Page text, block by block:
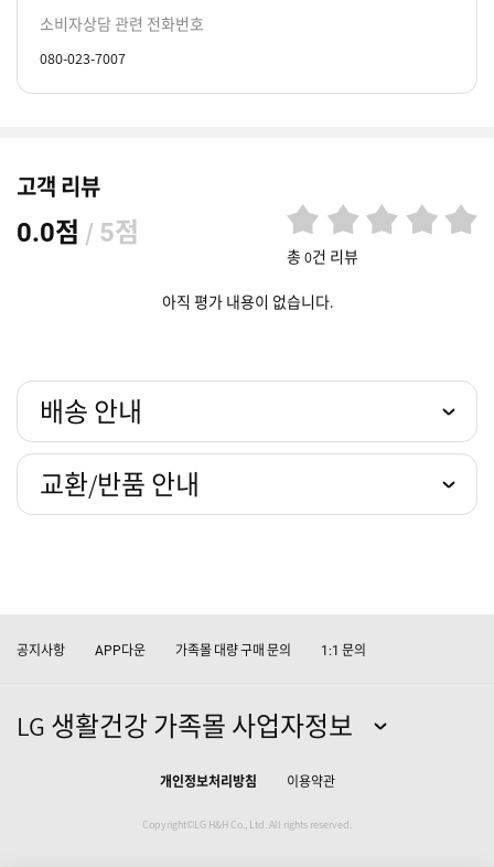
소비자상담 관련 전화번호
080-023-7007
고객 리뷰
0.0점 / 5점
총 0건 리뷰
아직 평가 내용이 없습니다.
배송 안내
교환/반품 안내
공지사항 APP다운 가족몰 대량 구매 문의 1:1 문의
LG 생활건강 가족몰 사업자정보
개인정보처리방침 이용약관
Copyright©LG H&H Co., Ltd. All rights reserved.